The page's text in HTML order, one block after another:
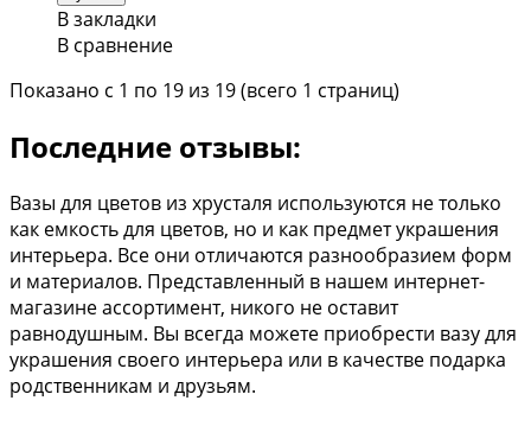
В закладки
В сравнение
Показано с 1 по 19 из 19 (всего 1 страниц)
Последние отзывы:
Вазы для цветов из хрусталя используются не только
как емкость для цветов, но и как предмет украшения
интерьера. Все они отличаются разнообразием форм
и материалов. Представленный в нашем интернет-
магазине ассортимент, никого не оставит
равнодушным. Вы всегда можете приобрести вазу для
украшения своего интерьера или в качестве подарка
родственникам и друзьям.